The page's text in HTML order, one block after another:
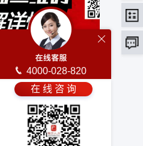
么
房公积金管理中心
稽核办法
社保退保
4000-028-820
在 线 咨 询